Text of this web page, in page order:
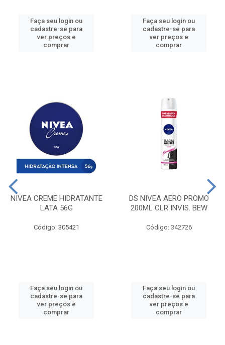
Faça seu login ou
cadastre-se para
ver preços e
comprar
Faça seu login ou
cadastre-se para
ver preços e
comprar
NIVEA CREME HIDRATANTE
LATA 56G
Código: 305421
Faça seu login ou
cadastre-se para
ver preços e
comprar
DS NIVEA AERO PROMO
200ML CLR INVIS. BEW
Código: 342726
Faça seu login ou
cadastre-se para
ver preços e
comprar